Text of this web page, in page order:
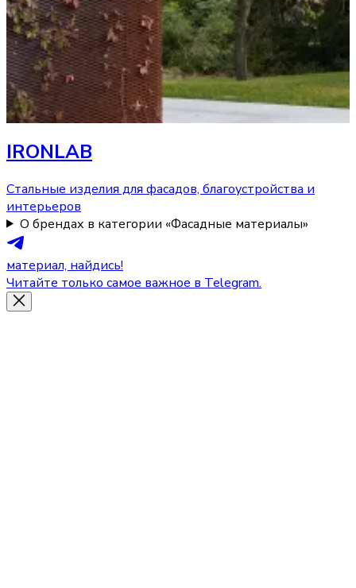
IRONLAB
Стальные изделия для фасадов, благоустройства и
интерьеров
О брендах в категории «Фасадные материалы»
материал, найдись!
Читайте только самое важное в Telegram.